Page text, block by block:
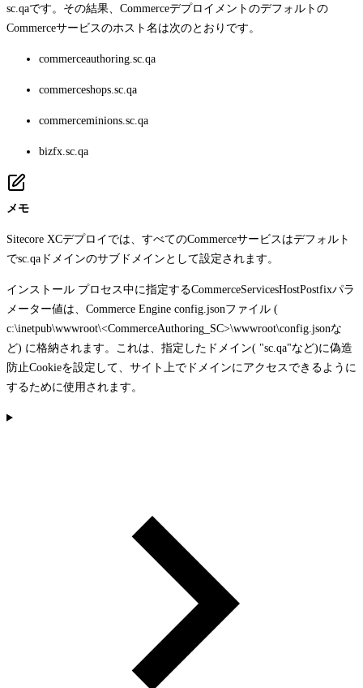
sc.qaです。その結果、Commerceデプロイメントのデフォルトの
Commerceサービスのホスト名は次のとおりです。
commerceauthoring.sc.qa
commerceshops.sc.qa
commerceminions.sc.qa
bizfx.sc.qa
メモ
Sitecore XCデプロイでは、すべてのCommerceサービスはデフォルト
でsc.qa ドメインのサブドメインとして設定されます。
インストール プロセス中に指定するCommerceServicesHostPostfixパラ
メーター値は、Commerce Engine config.jsonファイル (
c:\inetpub\wwwroot\<CommerceAuthoring_SC>\wwwroot\config.jsonな
ど) に格納されます。これは、指定したドメイン( "sc.qa"など)に偽造
防止Cookieを設定して、サイト上でドメインにアクセスできるように
するために使用されます。